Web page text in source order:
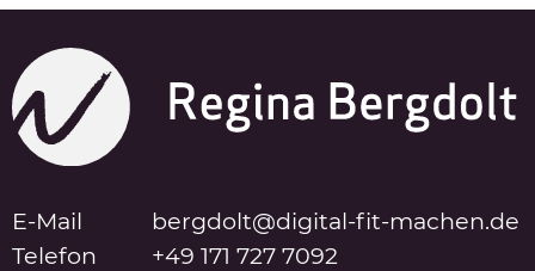
E-Mail
bergdolt@digital-fit-machen.de
Telefon
+49 171 727 7092